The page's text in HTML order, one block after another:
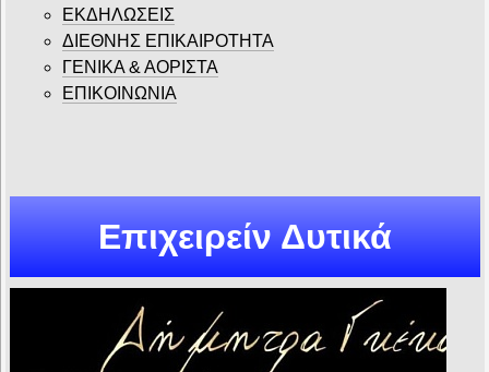
ΕΚΔΗΛΩΣΕΙΣ
ΔΙΕΘΝΗΣ ΕΠΙΚΑΙΡΟΤΗΤΑ
ΓΕΝΙΚΑ & ΑΟΡΙΣΤΑ
ΕΠΙΚΟΙΝΩΝΙΑ
Επιχειρείν Δυτικά